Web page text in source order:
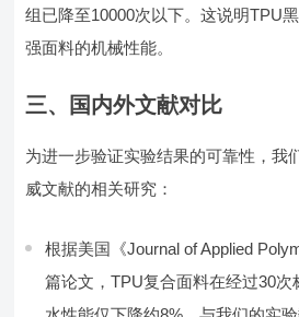
组已降至10000次以下。这说明TPU
强面料的机械性能。
三、国内外文献对比
为进一步验证实验结果的可靠性，我
威文献的相关研究：
根据美国《Journal of Applied
篇论文，TPU复合面料在经过30